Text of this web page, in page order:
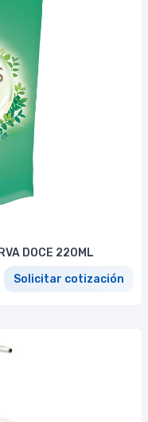
DOCE 220ML
Solicitar cotización